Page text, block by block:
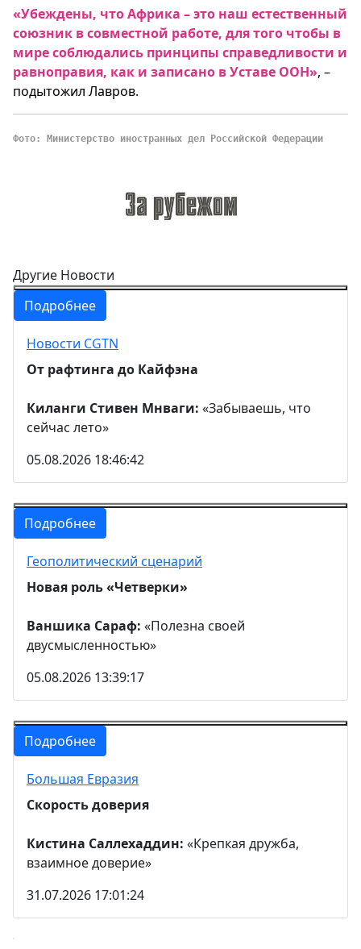
«Убеждены, что Африка – это наш естественный
союзник в совместной работе, для того чтобы в
мире соблюдались принципы справедливости и
равноправия, как и записано в Уставе ООН», –
подытожил Лавров.
Фото: Министерство иностранных дел Российской Федерации
Другие Новости
Подробнее
Новости CGTN
От рафтинга до Кайфэна
Киланги Стивен Мнваги: «Забываешь, что
сейчас лето»
05.08.2026 18:46:42
Подробнее
Геополитический сценарий
Новая роль «Четверки»
Ваншика Сараф: «Полезна своей
двусмысленностью»
05.08.2026 13:39:17
Подробнее
Большая Евразия
Скорость доверия
Кистина Саллехаддин: «Крепкая дружба,
взаимное доверие»
31.07.2026 17:01:24